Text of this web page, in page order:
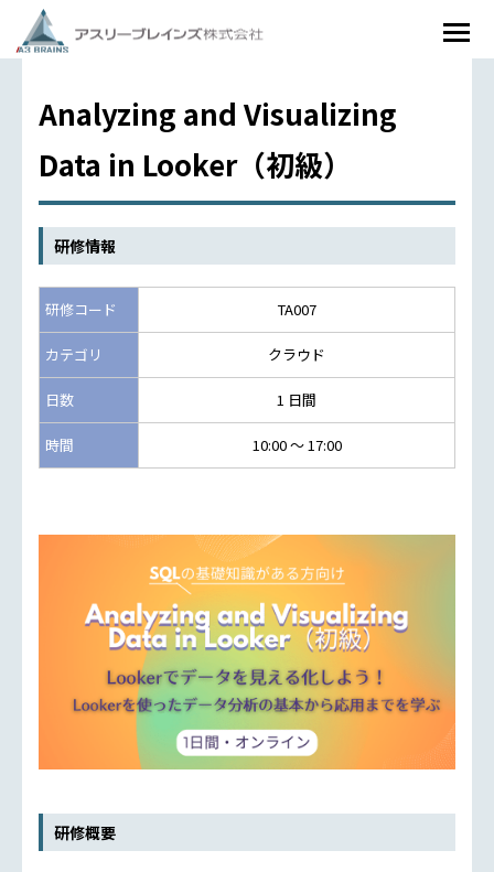
Analyzing and Visualizing
Data in Looker（初級）
研修情報
研修コード TA007
カテゴリ クラウド
日数 1 日間
時間 10:00 ～ 17:00
研修概要